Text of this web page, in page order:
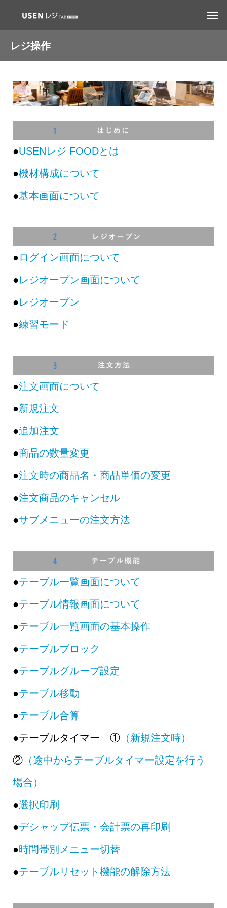
レジ操作
●USENレジ FOODとは
●機材構成について
●基本画面について
●ログイン画面について
●レジオープン画面について
●レジオープン
●練習モード
●注文画面について
●新規注文
●追加注文
●商品の数量変更
●注文時の商品名・商品単価の変更
●注文商品のキャンセル
●サブメニューの注文方法
●テーブル一覧画面について
●テーブル情報画面について
●テーブル一覧画面の基本操作
●テーブルブロック
●テーブルグループ設定
●テーブル移動
●テーブル合算
●テーブルタイマー ① （新規注文時）
② （途中からテーブルタイマー設定を行う
場合）
●選択印刷
●デシャップ伝票・会計票の再印刷
●時間帯別メニュー切替
●テーブルリセット機能の解除方法